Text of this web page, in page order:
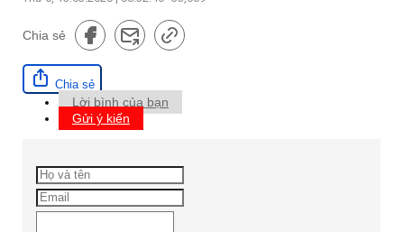
Chia sẻ
Chia sẻ
Lời bình của bạn
Gửi ý kiến